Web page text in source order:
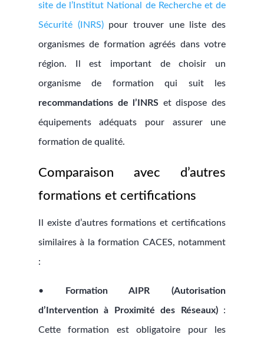
site de l’Institut National de Recherche et de
Sécurité (INRS)pour trouver une liste des
organismes de formation agréés dans votre
région. Il est important de choisir un
organisme de formation qui suit les
recommandations de l’INRS et dispose des
équipements adéquats pour assurer une
formation de qualité.
Comparaison avec d’autres
formations et certifications
Il existe d’autres formations et certifications
similaires à la formation CACES, notamment
:
• Formation AIPR (Autorisation
d’Intervention à Proximité des Réseaux):
Cette formation est obligatoire pour les